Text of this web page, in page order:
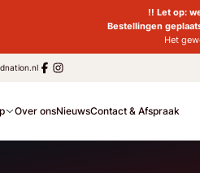
!! Let op:
Bestellingen
Het
Over onsNieuwsContact & Afspraak